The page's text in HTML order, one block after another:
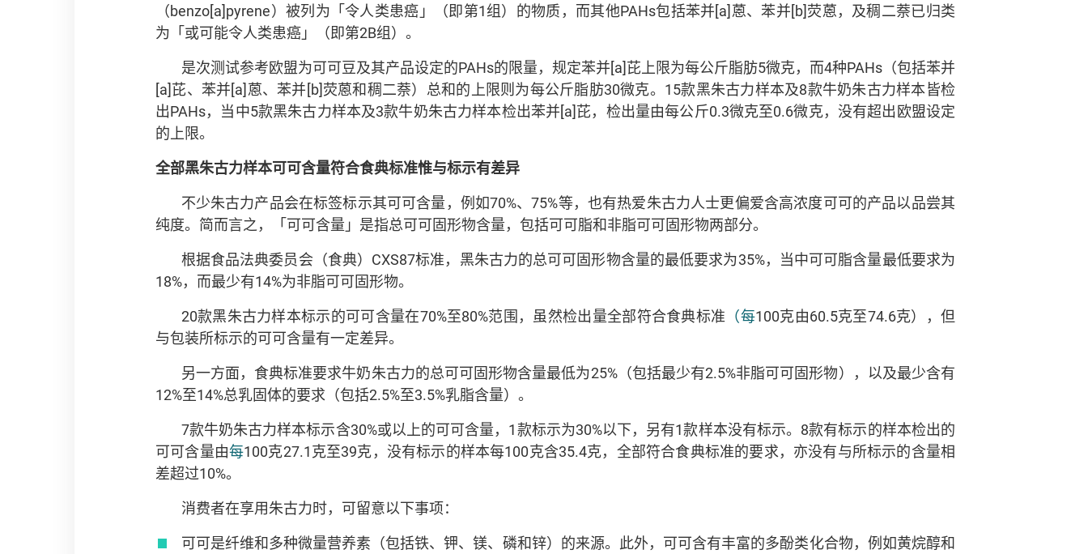
（benzo[a]pyrene）被列为「令人类患癌」（即第1组）的物质，而其他PAHs包括苯并[a]蒽、苯并[b]荧蒽，及稠二萘已归类
为「或可能令人类患癌」（即第2B组）。
是次测试参考欧盟为可可豆及其产品设定的PAHs的限量，规定苯并[a]芘上限为每公斤脂肪5微克，而4种PAHs（包括苯并
[a]芘、苯并[a]蒽、苯并[b]荧蒽和稠二萘）总和的上限则为每公斤脂肪30微克。15款黑朱古力样本及8款牛奶朱古力样本皆检
出PAHs，当中5款黑朱古力样本及3款牛奶朱古力样本检出苯并[a]芘，检出量由每公斤0.3微克至0.6微克，没有超出欧盟设定
的上限。
全部黑朱古力样本可可含量符合食典标准惟与标示有差异
不少朱古力产品会在标签标示其可可含量，例如70%、75%等，也有热爱朱古力人士更偏爱含高浓度可可的产品以品尝其
纯度。简而言之，「可可含量」是指总可可固形物含量，包括可可脂和非脂可可固形物两部分。
根据食品法典委员会（食典）CXS87标准，黑朱古力的总可可固形物含量的最低要求为35%，当中可可脂含量最低要求为
18%，而最少有14%为非脂可可固形物。
20款黑朱古力样本标示的可可含量在70%至80%范围，虽然检出量全部符合食典标准 （每100克由60.5克至74.6克），但
与包装所标示的可可含量有一定差异。
另一方面，食典标准要求牛奶朱古力的总可可固形物含量最低为25%（包括最少有2.5%非脂可可固形物），以及最少含有
12%至14%总乳固体的要求（包括2.5%至3.5%乳脂含量）。
7款牛奶朱古力样本标示含30%或以上的可可含量，1款标示为30%以下，另有1款样本没有标示。8款有标示的样本检出的
可可含量由每100克27.1克至39克，没有标示的样本每100克含35.4克，全部符合食典标准的要求，亦没有与所标示的含量相
差超过10%。
消费者在享用朱古力时，可留意以下事项：
可可是纤维和多种微量营养素（包括铁、钾、镁、磷和锌）的来源。此外，可可含有丰富的多酚类化合物，例如黄烷醇和